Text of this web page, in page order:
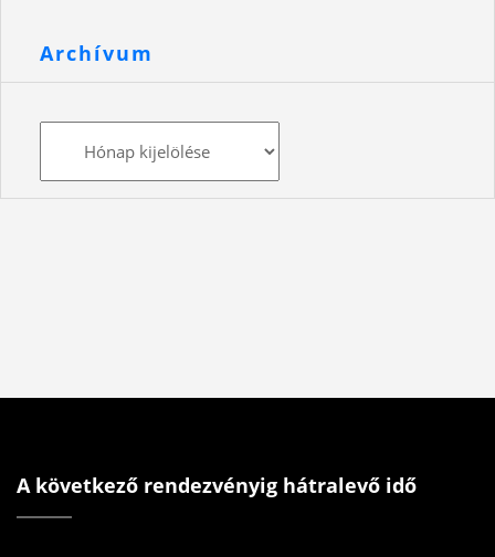
Archívum
A következő rendezvényig hátralevő idő